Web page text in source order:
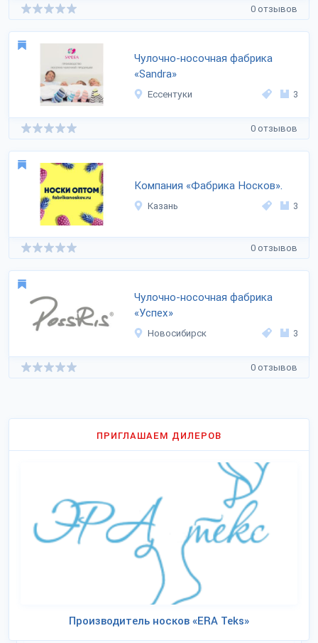
0 отзывов
Чулочно-носочная фабрика
«Sandra»
Ессентуки 3
0 отзывов
Компания «Фабрика Носков».
Казань 3
0 отзывов
Чулочно-носочная фабрика
«Успех»
Новосибирск 3
0 отзывов
ПРИГЛАШАЕМ ДИЛЕРОВ
Производитель носков «ERA Teks»